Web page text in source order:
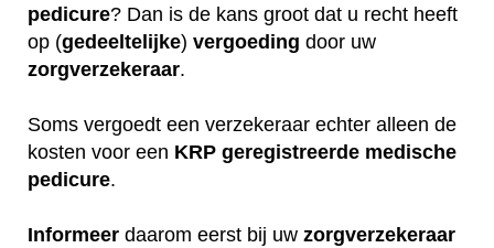
pedicure? Dan is de kans groot dat u recht heeft
op (gedeeltelijke) vergoeding door uw
zorgverzekeraar.
Soms vergoedt een verzekeraar echter alleen de
kosten voor een KRP geregistreerde medische
pedicure.
Informeer daarom eerst bij uw zorgverzekeraar